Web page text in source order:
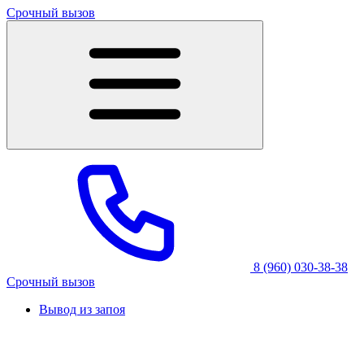
Срочный вызов
8 (960) 030-38-38
Срочный вызов
Вывод из запоя